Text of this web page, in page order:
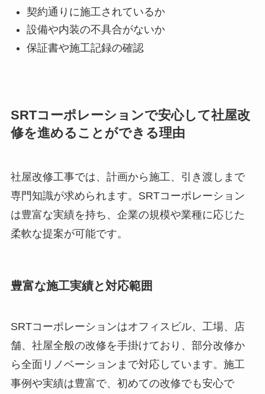
契約通りに施工されているか
設備や内装の不具合がないか
保証書や施工記録の確認
SRTコーポレーションで安心して社屋改
修を進めることができる理由
社屋改修工事では、計画から施工、引き渡しまで
専門知識が求められます。SRTコーポレーション
は豊富な実績を持ち、企業の規模や業種に応じた
柔軟な提案が可能です。
豊富な施工実績と対応範囲
SRTコーポレーションはオフィスビル、工場、店
舗、社屋全般の改修を手掛けており、部分改修か
ら全面リノベーションまで対応しています。施工
事例や実績は豊富で、初めての改修でも安心で